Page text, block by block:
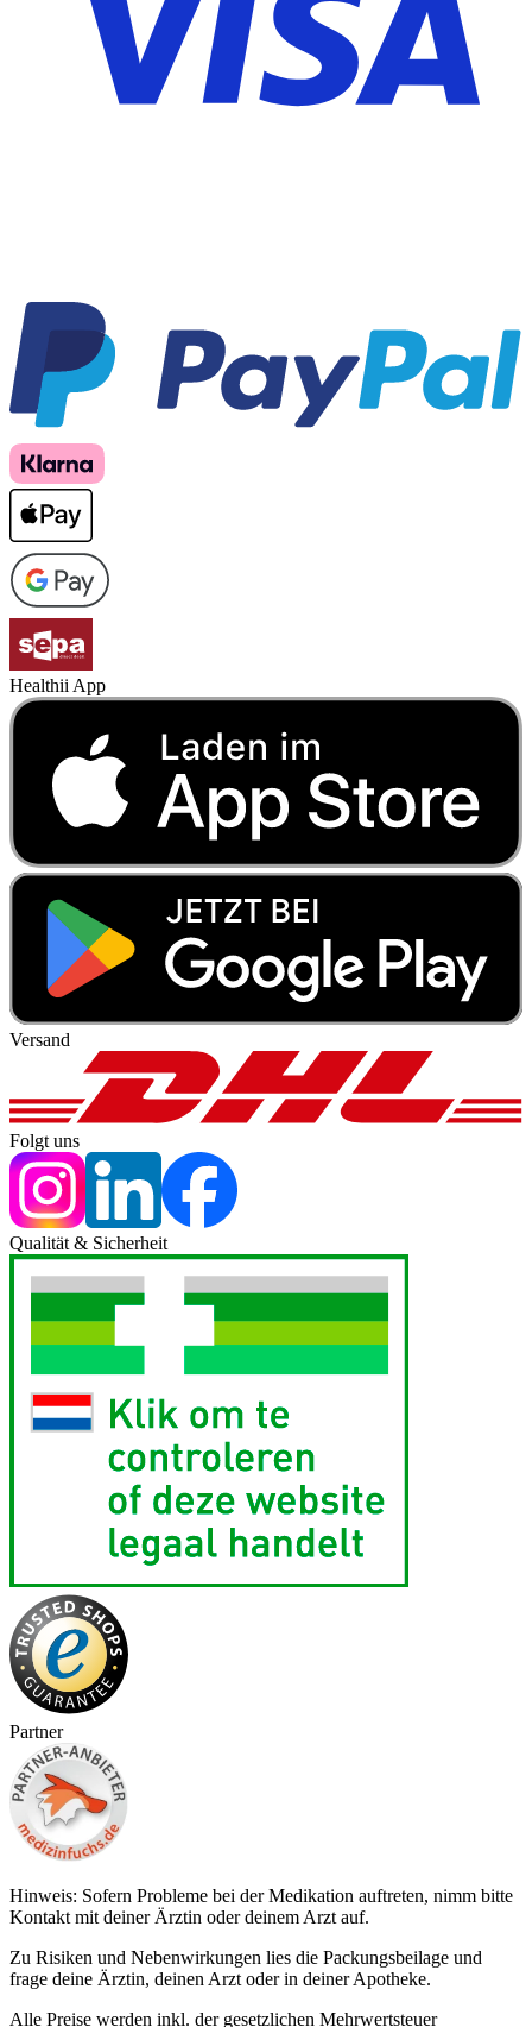
Healthii App
Versand
Folgt uns
Qualität & Sicherheit
Partner
Hinweis: Sofern Probleme bei der Medikation auftreten, nimm bitte
Kontakt mit deiner Ärztin oder deinem Arzt auf.
Zu Risiken und Nebenwirkungen lies die Packungsbeilage und
frage deine Ärztin, deinen Arzt oder in deiner Apotheke.
Alle Preise werden inkl. der gesetzlichen Mehrwertsteuer